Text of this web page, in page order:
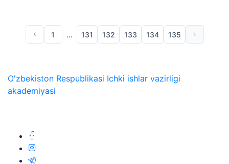
1 ... 131 132 133 134 135
O'zbekiston Respublikasi Ichki ishlar vazirligi
akademiyasi